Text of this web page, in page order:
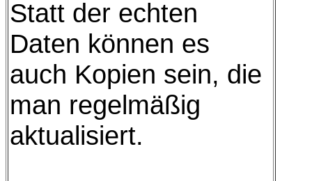
Statt der echten
Daten können es
auch Kopien sein, die
man regelmäßig
aktualisiert.